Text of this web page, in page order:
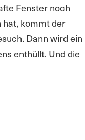
Fenster noch
hat, kommt der
Dann wird ein
enthüllt. Und die